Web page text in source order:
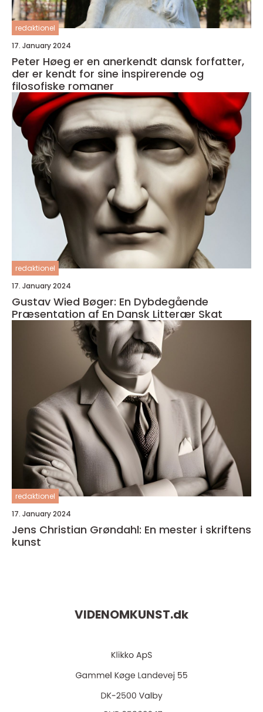
redaktionel
17. January 2024
Peter Høeg er en anerkendt dansk forfatter,
der er kendt for sine inspirerende og
filosofiske romaner
redaktionel
17. January 2024
Gustav Wied Bøger: En Dybdegående
Præsentation af En Dansk Litterær Skat
redaktionel
17. January 2024
Jens Christian Grøndahl: En mester i skriftens
kunst
VIDENOMKUNST.dk